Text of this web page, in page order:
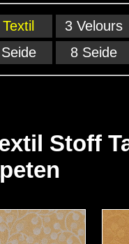
3 Velours
8 Seide
Stoff